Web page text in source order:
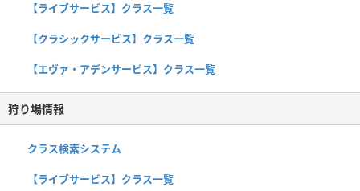
【ライブサービス】クラス一覧
【クラシックサービス】クラス一覧
【エヴァ・アデンサービス】クラス一覧
狩り場情報
クラス検索システム
【ライブサービス】クラス一覧